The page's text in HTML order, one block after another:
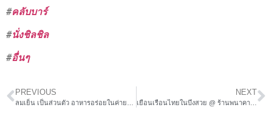
#คลับบาร์
#นั่งชิลชิล
#อื่นๆ
PREVIOUS NEXT
เยือนเรือนไทยในบึงสวย @ ร้านพนาคาเฟ่